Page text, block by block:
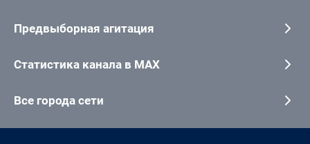
Предвыборная агитация
Статистика канала в MAX
Все города сети